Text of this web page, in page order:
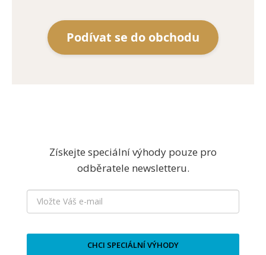
Podívat se do obchodu
Získejte speciální výhody pouze pro
odběratele newsletteru.
CHCI SPECIÁLNÍ VÝHODY